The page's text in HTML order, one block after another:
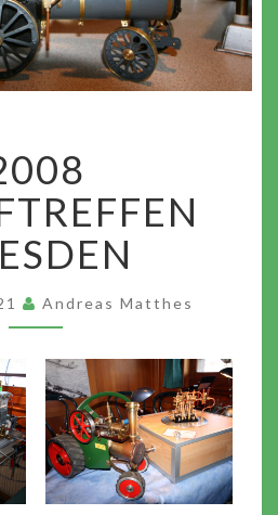
DAMPFTREFFEN
DRESDEN
Andreas Matthes